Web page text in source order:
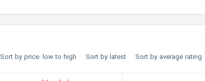
Sort by average rating
Sort by latest
Sort by price: low to high